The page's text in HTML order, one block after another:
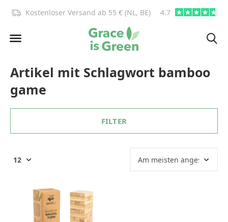
Kostenloser Versand ab 55 € (NL, BE) 4.7
Artikel mit Schlagwort bamboo
game
FILTER